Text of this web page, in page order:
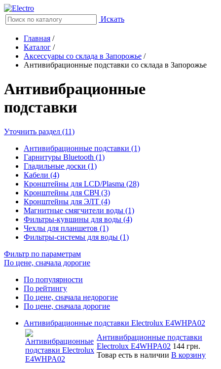
Искать
Главная /
Каталог /
Аксессуары со склада в Запорожье /
Антивибрационные подставки со склада в Запорожье
Антивибрационные
подставки
Уточнить раздел (11)
Антивибрационные подставки (1)
Гарнитуры Bluetooth (1)
Гладильные доски (1)
Кабели (4)
Кронштейны для LCD/Plasma (28)
Кронштейны для СВЧ (3)
Кронштейны для ЭЛТ (4)
Магнитные смягчители воды (1)
Фильтры-кувшины для воды (4)
Чехлы для планшетов (1)
Фильтры-системы для воды (1)
Фильтр по параметрам
По цене, сначала дорогие
По популярности
По рейтингу
По цене, сначала недорогие
По цене, сначала дорогие
Антивибрационные подставки Electrolux E4WHPA02
Антивибрационные подставки
Electrolux E4WHPA02 144 грн.
Товар есть в наличии В корзину